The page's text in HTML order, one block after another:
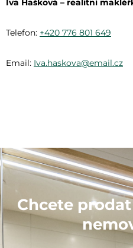
Iva Hašková – realitní
Telefon: +420 776 801 649
Email: Iva.haskova@email.cz
Chcete